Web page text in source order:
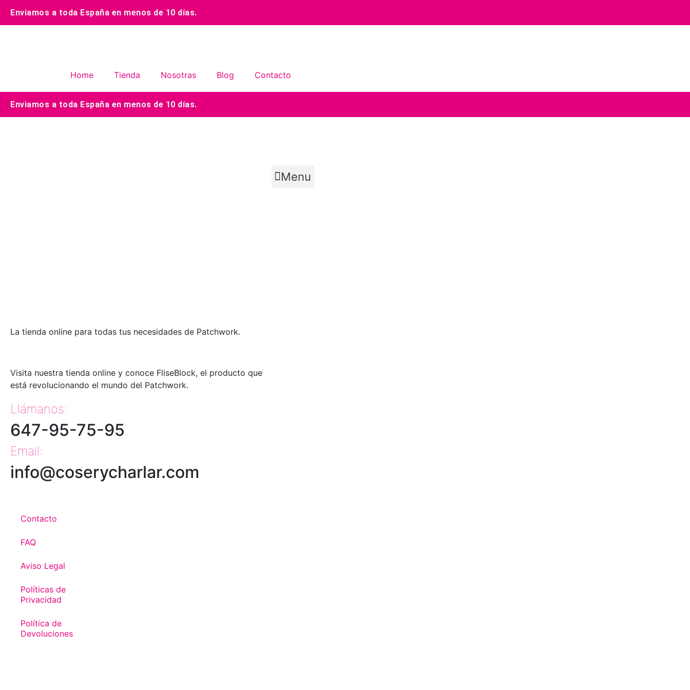
Enviamos a toda España en menos de 10 días.
Home Tienda Nosotras Blog Contacto
Enviamos a toda España en menos de 10 días.
Menu
La tienda online para todas tus necesidades de Patchwork.
Visita nuestra tienda online y conoce FliseBlock, el producto que
está revolucionando el mundo del Patchwork.
Llámanos:
647-95-75-95
Email:
info@coserycharlar.com
Contacto
FAQ
Aviso Legal
Políticas de
Privacidad
Política de
Devoluciones